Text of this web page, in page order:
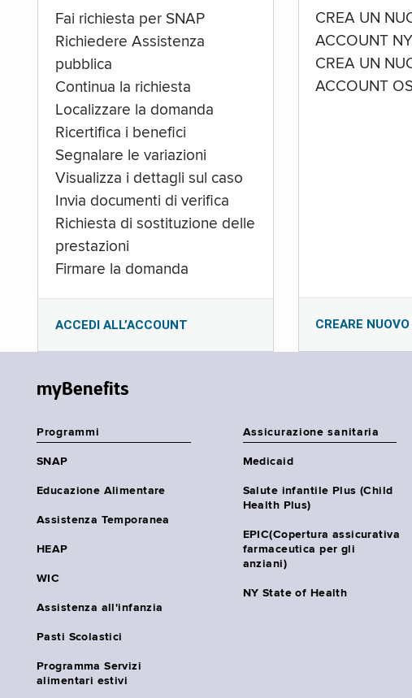
Fai richiesta per SNAP
Richiedere Assistenza
pubblica
Continua la richiesta
Localizzare la domanda
Ricertifica i benefici
Segnalare le variazioni
Visualizza i dettagli sul caso
Invia documenti di verifica
Richiesta di sostituzione delle
prestazioni
Firmare la domanda
ACCEDI ALL’ACCOUNT
CREA UN
ACCOUNT
CREA UN
ACCOUNT
CREARE
myBenefits
Programmi
SNAP
Educazione Alimentare
Assistenza Temporanea
HEAP
WIC
Assistenza all'infanzia
Pasti Scolastici
Programma Servizi
alimentari estivi
Assicurazione sanitaria
Medicaid
Salute infantile Plus (Child
Health Plus)
EPIC(Copertura assicurativa
farmaceutica per gli
anziani)
NY State of Health